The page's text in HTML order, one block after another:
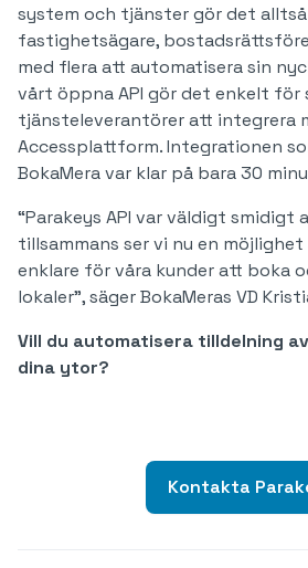
system och tjänster gör det
fastighetsägare,
med flera att automatisera sin
vårt öppna API gör det enkelt för
tjänsteleverantörer att integrera
Accessplattform. Integrationen
BokaMera var klar på bara 30
“Parakeys API var väldigt smidigt
tillsammans ser vi nu en
enklare för våra kunder att boka
lokaler”, säger BokaMeras VD
Vill du automatisera tilldelning
dina ytor?
Kontakta